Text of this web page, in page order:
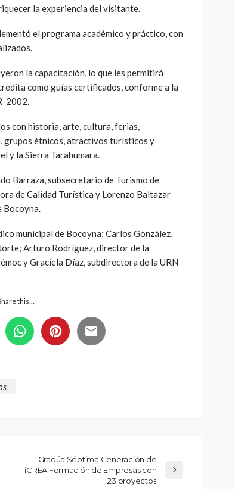
la experiencia del visitante.
el programa académico y práctico, con
la capacitación, lo que les permitirá
como guías certificados, conforme a la
2002.
con historia, arte, cultura, ferias,
grupos étnicos, atractivos turísticos y
y la Sierra Tarahumara.
Barraza, subsecretario de Turismo de
de Calidad Turística y Lorenzo Baltazar
Bocoyna.
municipal de Bocoyna; Carlos González,
Arturo Rodríguez, director de la
y Graciela Díaz, subdirectora de la URN
this…
Gradúa Séptima Generación de
iCREA Formación de Empresas con
23 proyectos